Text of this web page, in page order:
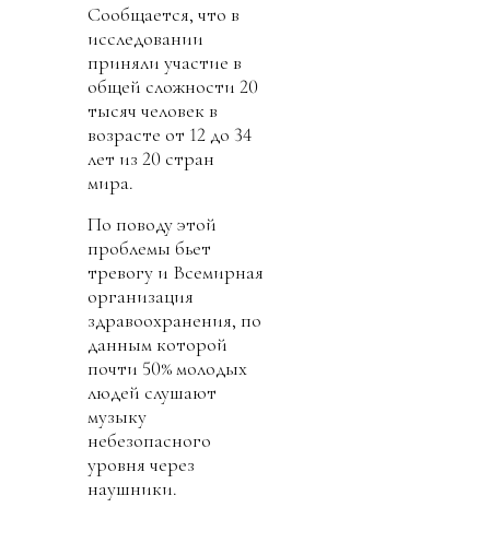
Сообщается, что в
исследовании
приняли участие в
общей сложности 20
тысяч человек в
возрасте от 12 до 34
лет из 20 стран
мира.
По поводу этой
проблемы бьет
тревогу и Всемирная
организация
здравоохранения, по
данным которой
почти 50% молодых
людей слушают
музыку
небезопасного
уровня через
наушники.